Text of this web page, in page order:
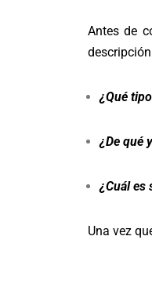
Antes de
¿Qué
¿De qué
¿Cuál es
Una vez